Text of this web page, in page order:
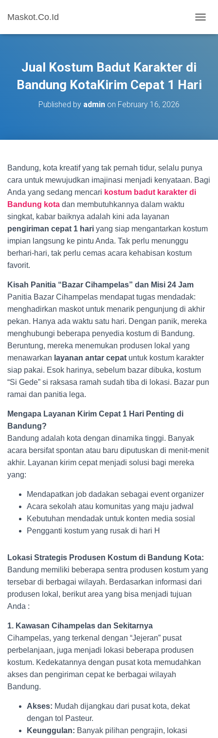
Maskot.Co.Id
O
N
A
Jual Kostum Badut Karakter di
Bandung KotaKirim Cepat 1 Hari
Published by admin on February 16, 2026
Bandung, kota kreatif yang tak pernah tidur, selalu punya
cara untuk mewujudkan imajinasi menjadi kenyataan. Bagi
Anda yang sedang mencari kostum badut karakter di
Bandung kota dan membutuhkannya dalam waktu
singkat, kabar baiknya adalah kini ada layanan
pengiriman cepat 1 hari yang siap mengantarkan kostum
impian langsung ke pintu Anda. Tak perlu menunggu
berhari-hari, tak perlu cemas acara kehabisan kostum
favorit.
Kisah Panitia “Bazar Cihampelas” dan Misi 24 Jam
Panitia Bazar Cihampelas mendapat tugas mendadak:
menghadirkan maskot untuk menarik pengunjung di akhir
pekan. Hanya ada waktu satu hari. Dengan panik, mereka
menghubungi beberapa penyedia kostum di Bandung.
Beruntung, mereka menemukan produsen lokal yang
menawarkan layanan antar cepat untuk kostum karakter
siap pakai. Esok harinya, sebelum bazar dibuka, kostum
“Si Gede” si raksasa ramah sudah tiba di lokasi. Bazar pun
ramai dan panitia lega.
Mengapa Layanan Kirim Cepat 1 Hari Penting di
Bandung?
Bandung adalah kota dengan dinamika tinggi. Banyak
acara bersifat spontan atau baru diputuskan di menit-menit
akhir. Layanan kirim cepat menjadi solusi bagi mereka
yang:
Mendapatkan job dadakan sebagai event organizer
Acara sekolah atau komunitas yang maju jadwal
Kebutuhan mendadak untuk konten media sosial
Pengganti kostum yang rusak di hari H
Lokasi Strategis Produsen Kostum di Bandung Kota:
Bandung memiliki beberapa sentra produsen kostum yang
tersebar di berbagai wilayah. Berdasarkan informasi dari
produsen lokal, berikut area yang bisa menjadi tujuan
Anda :
1. Kawasan Cihampelas dan Sekitarnya
Cihampelas, yang terkenal dengan “Jejeran” pusat
perbelanjaan, juga menjadi lokasi beberapa produsen
kostum. Kedekatannya dengan pusat kota memudahkan
akses dan pengiriman cepat ke berbagai wilayah
Bandung.
Akses: Mudah dijangkau dari pusat kota, dekat
dengan tol Pasteur.
Keunggulan: Banyak pilihan pengrajin, lokasi